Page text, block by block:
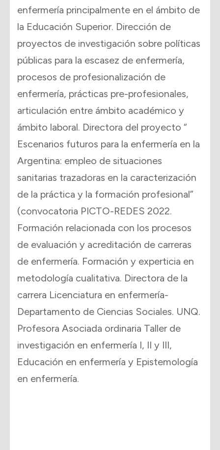
enfermería principalmente en el ámbito de
la Educación Superior. Dirección de
proyectos de investigación sobre políticas
públicas para la escasez de enfermería,
procesos de profesionalización de
enfermería, prácticas pre-profesionales,
articulación entre ámbito académico y
ámbito laboral. Directora del proyecto “
Escenarios futuros para la enfermería en la
Argentina: empleo de situaciones
sanitarias trazadoras en la caracterización
de la práctica y la formación profesional”
(convocatoria PICTO-REDES 2022.
Formación relacionada con los procesos
de evaluación y acreditación de carreras
de enfermería. Formación y experticia en
metodología cualitativa. Directora de la
carrera Licenciatura en enfermería-
Departamento de Ciencias Sociales. UNQ.
Profesora Asociada ordinaria Taller de
investigación en enfermería I, II y III,
Educación en enfermería y Epistemología
en enfermería.